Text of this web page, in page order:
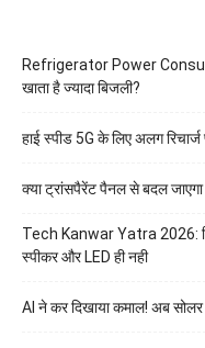
Refrigerator Power
खाता है ज्यादा बिजली?
हाई स्पीड 5G के लिए अलग रिचार्ज
क्या ट्रांसपैरेंट पैनल से बदल जाएगा
Tech Kanwar Yatra 2026:
स्पीकर और LED ही नही
AI ने कर दिखाया कमाल! अब सोलर